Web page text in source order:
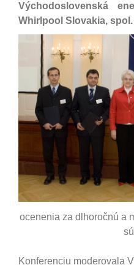
Východoslovenská
Whirlpool Slovakia, spol.
ocenenia za dlhoročnú a
Konferenciu moderovala